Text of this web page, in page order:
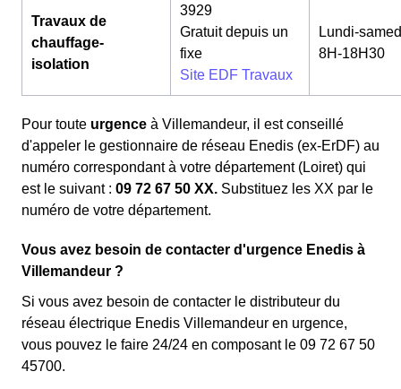
Travaux de
chauffage-
isolation
3929
Gratuit depuis un
fixe
Site EDF Travaux
Lundi-
8H-18H30
Pour toute urgence à Villemandeur, il est conseillé
d'appeler le gestionnaire de réseau Enedis (ex-ErDF) au
numéro correspondant à votre département (Loiret) qui
est le suivant : 09 72 67 50 XX. Substituez les XX par le
numéro de votre département.
Vous avez besoin de contacter d'urgence Enedis à
Villemandeur ?
Si vous avez besoin de contacter le distributeur du
réseau électrique Enedis Villemandeur en urgence,
vous pouvez le faire 24/24 en composant le 09 72 67 50
45700.